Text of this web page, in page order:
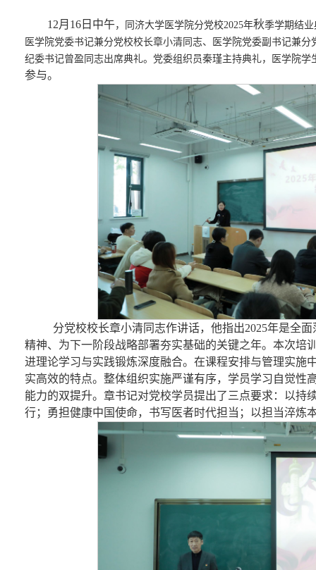
12月 16 日 中午，同济大学医学院分党校2025年秋季学期结
医学院党委书记兼分党校校长章小清同志、医学院党委副书记兼
纪委书记曾盈同志出席典礼。党委组织员秦瑾主持典礼，医学院学
参与。
分党校校长章小清同志作讲话，他指出2025年是全
精神、为下一阶段战略部署夯实基础的关键之年。 本次培
进理论学习与实践锻炼深度融合。 在课程安排与管理实施
实高效的特点。 整体组织实施严谨有序，学员学习自觉性
能力的双提升。章书记对党校学员提出了三点要求： 以持
行；勇担健康中国使命，书写医者时代担当；以担当淬炼